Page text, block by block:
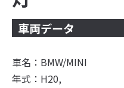
車両データ
車名：BMW/MINI
年式：H20,